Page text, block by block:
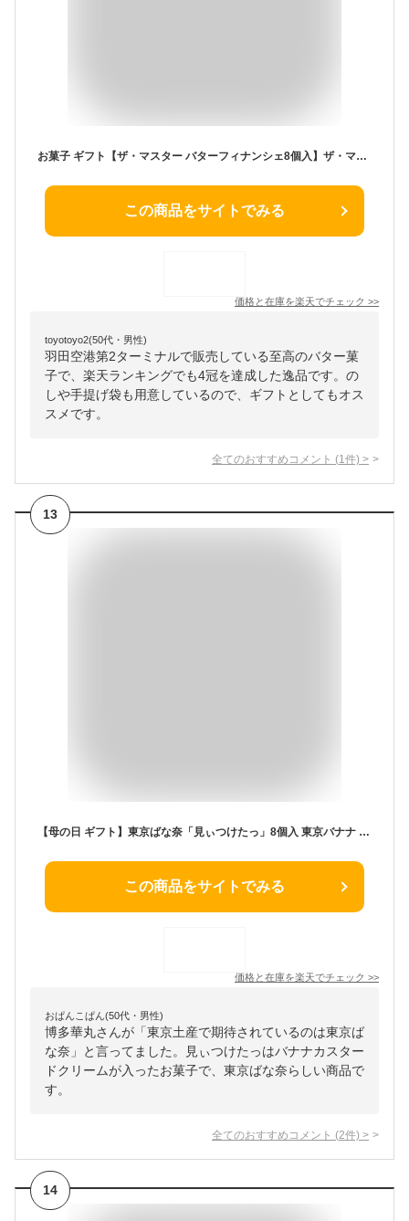
お菓子 ギフト【ザ・マスター バターフィナンシェ8個入】ザ・マスター 個包装 スイーツ ギフト 焼き菓子 洋菓子 プレゼント フィナンシェ 職場 退職 お礼 内祝い お返し お祝い 結婚祝い 出産祝い 東京 お土産 手土産 菓子折り 可愛い シュクレイ 父の日 お中元 御中元
この商品をサイトでみる
価格と在庫を楽天でチェック >>
toyotoyo2(50代・男性)
羽田空港第2ターミナルで販売している至高のバター菓
子で、楽天ランキングでも4冠を達成した逸品です。の
しや手提げ袋も用意しているので、ギフトとしてもオス
スメです。
全てのおすすめコメント (1 件) >
13
【母の日 ギフト】東京ばな奈「見ぃつけたっ」8個入 東京バナナ ばなな お菓子 スイーツ 洋菓子 ワッフル ケーキ ギフト プレゼント 敬老の日 御中元 お歳暮 御歳暮 夏ギフト 洋菓子 ケーキ 東京お土産 お土産 贈り物 お返し スイーツ お菓子 プチギフト
この商品をサイトでみる
価格と在庫を楽天でチェック >>
おぱんこぱん(50代・男性)
博多華丸さんが「東京土産で期待されているのは東京ば
な奈」と言ってました。見ぃつけたっはバナナカスター
ドクリームが入ったお菓子で、東京ばな奈らしい商品で
す。
全てのおすすめコメント (2件) >
14